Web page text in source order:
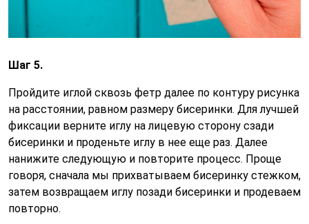
Шаг 5.
Пройдите иглой сквозь фетр далее по контуру рисунка
на расстоянии, равном размеру бисеринки. Для лучшей
фиксации верните иглу на лицевую сторону сзади
бисеринки и проденьте иглу в нее еще раз. Далее
нанижите следующую и повторите процесс. Проще
говоря, сначала мы прихватываем бисеринку стежком,
затем возвращаем иглу позади бисеринки и продеваем
повторно.